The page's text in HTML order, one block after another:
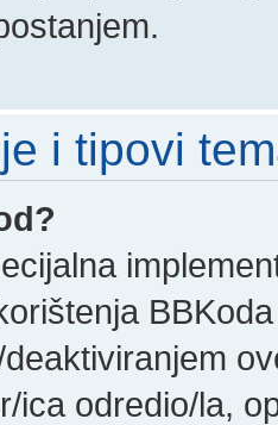
i tipovi
ica odredio/la,